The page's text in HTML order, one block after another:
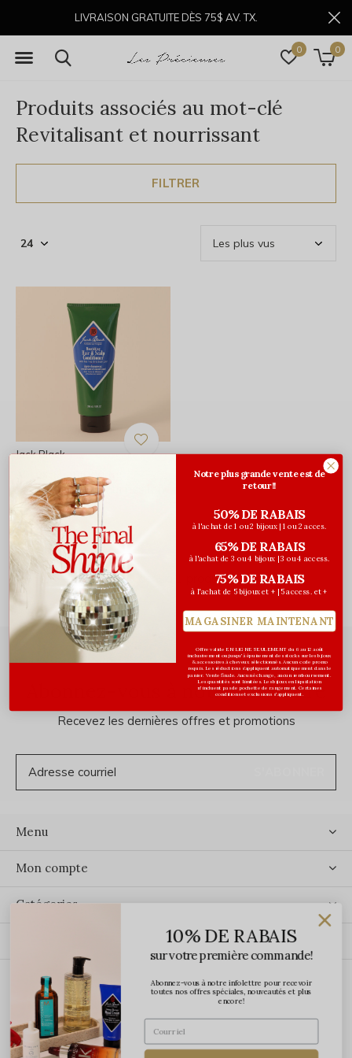
0 0
LIVRAISON GRATUITE DÈS 75$ AV. TX.
Produits associés au mot-clé
Revitalisant et nourrissant
FILTRER
Jack Black
Après-shampooing
revitalisant et nourrissant
- 295ml
33,00$CA
Avant les taxes
Vu de 1 à 1 produits
Abonnez-vous à notre infolettre
Recevez les dernières offres et promotions
Menu
Mon compte
Catégories
ÉCRIVEZ-NOUS
10% DE RABAIS
sur votre première commande!
Abonnez-vous à notre infolettre pour recevoir
toutes nos offres spéciales, nouveautés et plus
encore!
Notre plus grande vente est de
retour!!
50% DE RABAIS
à l'achat de 1 ou 2 bijoux | 1 ou 2 acces.
65% DE RABAIS
à l'achat de 3 ou 4 bijoux | 3 ou 4 access.
75% DE RABAIS
à l'achat de 5 bijoux et + | 5 access. et +
MAGASINER MAINTENANT
Offre valide EN LIGNE SEULEMENT du 6 au 12 août
inclusivement ou jusqu'à épuisement des stocks sur les bijoux
& accessoires à cheveux sélectionnés. Aucun code promo
requis. Les réductions s’appliquent automatiquement dans le
panier. Vente finale. Aucun échange, aucun remboursement.
Les quantités sont limitées. Les bijoux en liquidation
n'incluent pas de pochette de rangement. Certaines
conditions et exclusions s'appliquent.